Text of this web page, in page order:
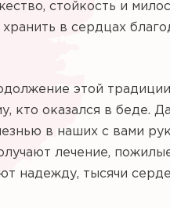
стойкость и
в сердцах
этой
кто оказался в беде.
в наших с вами
лечение,
надежду, тысячи